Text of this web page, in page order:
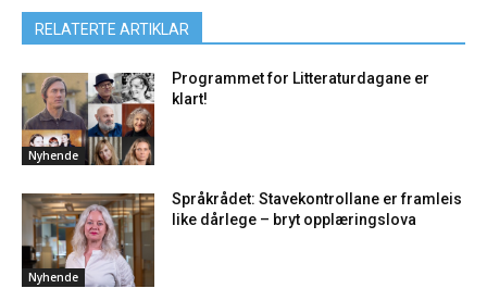
RELATERTE ARTIKLAR
Nyhende
Programmet for Litteraturdagane er
klart!
Nyhende
Språkrådet: Stavekontrollane er framleis
like dårlege – bryt opplæringslova